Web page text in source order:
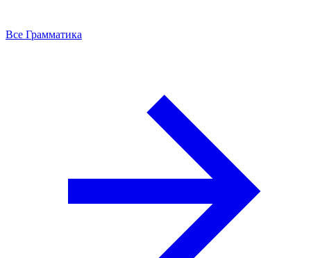
Все Грамматика